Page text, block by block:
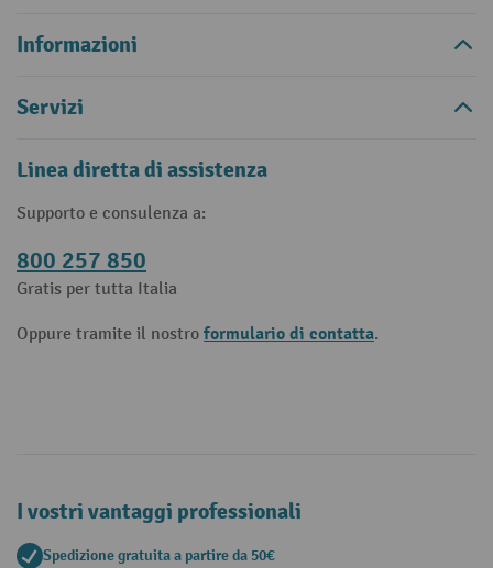
Informazioni
Servizi
Linea diretta di assistenza
Supporto e consulenza a:
800 257 850
Gratis per tutta Italia
Oppure tramite il nostro formulario di contatta.
I vostri vantaggi professionali
Spedizione gratuita a partire da 50€